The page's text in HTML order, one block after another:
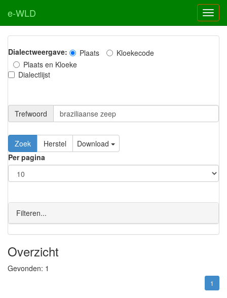
e-WLD
Dialectweergave: Plaats
Kloekecode
Plaats en Kloeke
Dialectlijst
Trefwoord
Download
Per pagina
Filteren...
Overzicht
Gevonden: 1
1